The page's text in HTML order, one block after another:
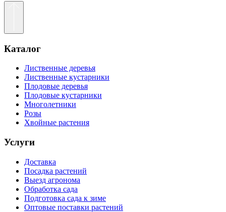
Каталог
Лиственные деревья
Лиственные кустарники
Плодовые деревья
Плодовые кустарники
Многолетники
Розы
Хвойные растения
Услуги
Доставка
Посадка растений
Выезд агронома
Обработка сада
Подготовка сада к зиме
Оптовые поставки растений